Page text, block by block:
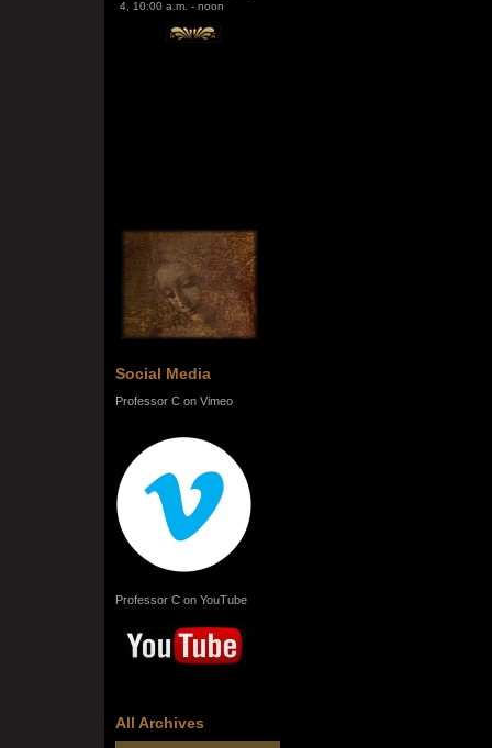
Social Media
Professor C on Vimeo
Professor C on YouTube
All Archives